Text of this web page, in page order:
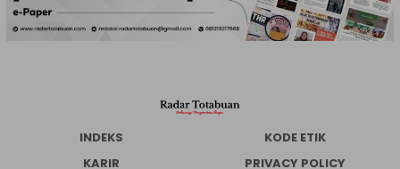
INDEKS
KODE ETIK
KARIR
PRIVACY POLICY